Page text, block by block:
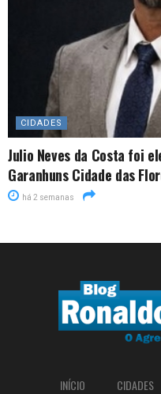
CIDADES
Julio Neves da Costa foi
Garanhuns Cidade das
há 2 semanas
INÍCIO CIDADES